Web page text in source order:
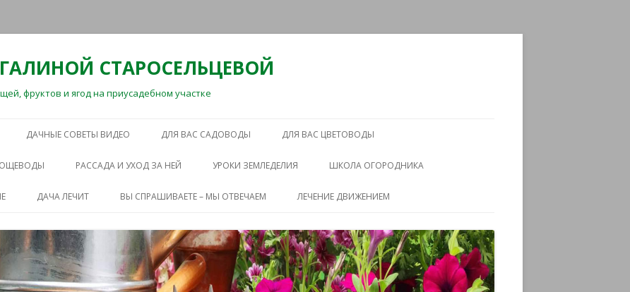
СТАРОСЕЛЬЦЕВОЙ
фруктов и ягод на приусадебном участке
содержимому
ДАЧНЫЕ СОВЕТЫ ВИДЕО ДЛЯ ВАС САДОВОДЫ ДЛЯ ВАС ЦВЕТОВОДЫ
РАССАДА И УХОД ЗА НЕЙ УРОКИ ЗЕМЛЕДЕЛИЯ ШКОЛА ОГОРОДНИКА
ДАЧА ЛЕЧИТ ВЫ СПРАШИВАЕТЕ – МЫ ОТВЕЧАЕМ ЛЕЧЕНИЕ ДВИЖЕНИЕМ